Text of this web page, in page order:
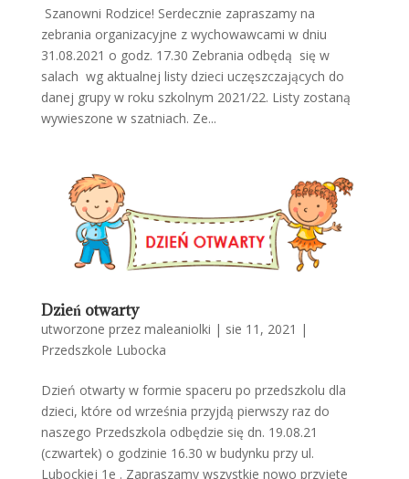
Szanowni Rodzice! Serdecznie zapraszamy na
zebrania organizacyjne z wychowawcami w dniu
31.08.2021 o godz. 17.30 Zebrania odbędą się w
salach wg aktualnej listy dzieci uczęszczających do
danej grupy w roku szkolnym 2021/22. Listy zostaną
wywieszone w szatniach. Ze...
Dzień otwarty
utworzone przez maleaniolki | sie 11, 2021 |
Przedszkole Lubocka
Dzień otwarty w formie spaceru po przedszkolu dla
dzieci, które od września przyjdą pierwszy raz do
naszego Przedszkola odbędzie się dn. 19.08.21
(czwartek) o godzinie 16.30 w budynku przy ul.
Lubockiej 1e . Zapraszamy wszystkie nowo przyjęte